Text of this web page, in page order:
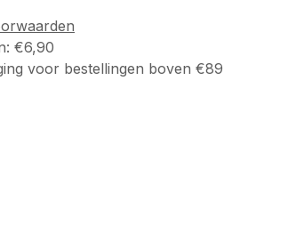
€6,90
voor bestellingen boven €89